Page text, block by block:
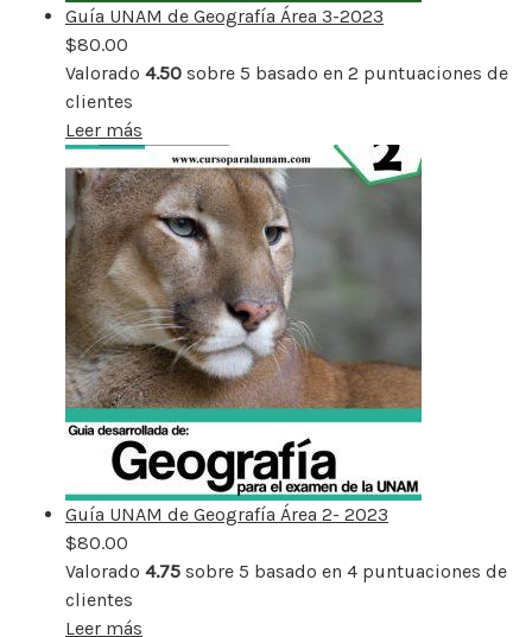
Guía UNAM de Geografía Área 3-2023
$80.00
Valorado 4.50 sobre 5 basado en 2 puntuaciones de
clientes
Leer más
Guía UNAM de Geografía Área 2- 2023
$80.00
Valorado 4.75 sobre 5 basado en 4 puntuaciones de
clientes
Leer más